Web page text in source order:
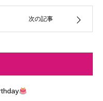
次の記事